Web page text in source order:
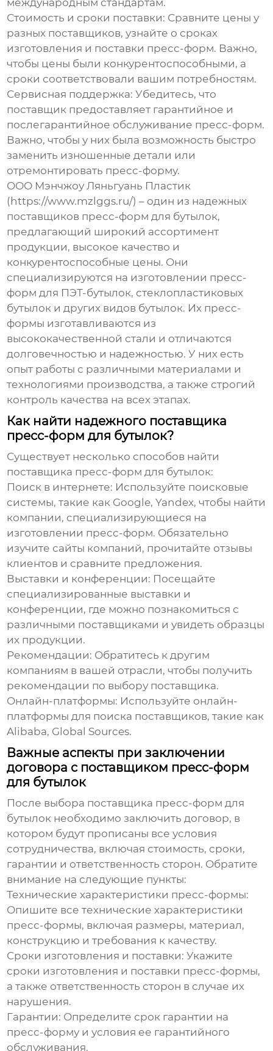
международным стандартам.
Стоимость и сроки поставки: Сравните цены у
разных поставщиков, узнайте о сроках
изготовления и поставки пресс-форм. Важно,
чтобы цены были конкурентоспособными, а
сроки соответствовали вашим потребностям.
Сервисная поддержка: Убедитесь, что
поставщик предоставляет гарантийное и
послегарантийное обслуживание пресс-форм.
Важно, чтобы у них была возможность быстро
заменить изношенные детали или
отремонтировать пресс-форму.
ООО Мэнчжоу Ляньгуань Пластик
(https://www.mzlggs.ru/) – один из надежных
поставщиков пресс-форм для бутылок,
предлагающий широкий ассортимент
продукции, высокое качество и
конкурентоспособные цены. Они
специализируются на изготовлении пресс-
форм для ПЭТ-бутылок, стеклопластиковых
бутылок и других видов бутылок. Их пресс-
формы изготавливаются из
высококачественной стали и отличаются
долговечностью и надежностью. У них есть
опыт работы с различными материалами и
технологиями производства, а также строгий
контроль качества на всех этапах.
Как найти надежного поставщика
пресс-форм для бутылок?
Существует несколько способов найти
поставщика пресс-форм для бутылок:
Поиск в интернете: Используйте поисковые
системы, такие как Google, Yandex, чтобы найти
компании, специализирующиеся на
изготовлении пресс-форм. Обязательно
изучите сайты компаний, прочитайте отзывы
клиентов и сравните предложения.
Выставки и конференции: Посещайте
специализированные выставки и
конференции, где можно познакомиться с
различными поставщиками и увидеть образцы
их продукции.
Рекомендации: Обратитесь к другим
компаниям в вашей отрасли, чтобы получить
рекомендации по выбору поставщика.
Онлайн-платформы: Используйте онлайн-
платформы для поиска поставщиков, такие как
Alibaba, Global Sources.
Важные аспекты при заключении
договора с поставщиком пресс-форм
для бутылок
После выбора поставщика пресс-форм для
бутылок необходимо заключить договор, в
котором будут прописаны все условия
сотрудничества, включая стоимость, сроки,
гарантии и ответственность сторон. Обратите
внимание на следующие пункты:
Технические характеристики пресс-формы:
Опишите все технические характеристики
пресс-формы, включая размеры, материал,
конструкцию и требования к качеству.
Сроки изготовления и поставки: Укажите
сроки изготовления и поставки пресс-формы,
а также ответственность сторон в случае их
нарушения.
Гарантии: Определите срок гарантии на
пресс-форму и условия ее гарантийного
обслуживания.